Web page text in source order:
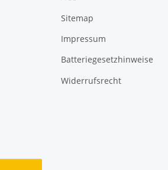
Sitemap
Impressum
Batteriegesetzhinweise
Widerrufsrecht